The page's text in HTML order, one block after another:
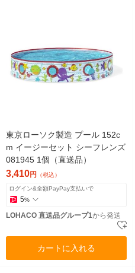
東京ローソク製造 プール 152c
m イージーセット シーフレンズ
081945 1個（直送品）
3,410円 （税込）
ログイン&全額PayPay支払いで
5%
LOHACO 直送品グループ1から発送
カートに入れる